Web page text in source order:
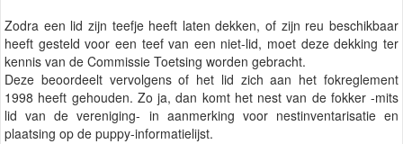
Zodra een lid zijn teefje heeft laten dekken, of zijn reu beschikbaar
heeft gesteld voor een teef van een niet-lid, moet deze dekking ter
kennis van de Commissie Toetsing worden gebracht.
Deze beoordeelt vervolgens of het lid zich aan het fokreglement
1998 heeft gehouden. Zo ja, dan komt het nest van de fokker -mits
lid van de vereniging- in aanmerking voor nestinventarisatie en
plaatsing op de puppy-informatielijst.